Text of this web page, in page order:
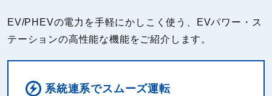
EV/PHEVの電力を手軽にかしこく使う、EVパワー・ス
テーションの高性能な機能をご紹介します。
系統連系でスムーズ運転